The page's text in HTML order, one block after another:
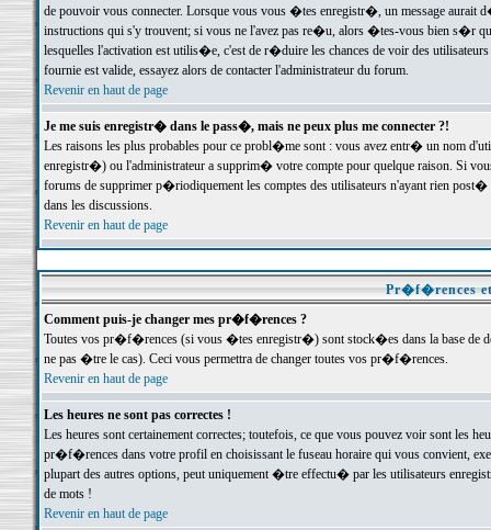
de pouvoir vous connecter. Lorsque vous vous �tes enregistr�, un message aurait
instructions qui s'y trouvent; si vous ne l'avez pas re�u, alors �tes-vous bien s�r
lesquelles l'activation est utilis�e, c'est de r�duire les chances de voir des
fournie est valide, essayez alors de contacter l'administrateur du forum.
Revenir en haut de page
Je me suis enregistr� dans le pass�, mais ne peux plus me connecter ?!
Les raisons les plus probables pour ce probl�me sont : vous avez entr� un nom
enregistr�) ou l'administrateur a supprim� votre compte pour quelque raison. Si
forums de supprimer p�riodiquement les comptes des utilisateurs n'ayant rien
dans les discussions.
Revenir en haut de page
Pr�f�rences
Comment puis-je changer mes pr�f�rences ?
Toutes vos pr�f�rences (si vous �tes enregistr�) sont stock�es dans la base de
ne pas �tre le cas). Ceci vous permettra de changer toutes vos pr�f�rences.
Revenir en haut de page
Les heures ne sont pas correctes !
Les heures sont certainement correctes; toutefois, ce que vous pouvez voir sont
pr�f�rences dans votre profil en choisissant le fuseau horaire qui vous convient,
plupart des autres options, peut uniquement �tre effectu� par les utilisateurs
de mots !
Revenir en haut de page